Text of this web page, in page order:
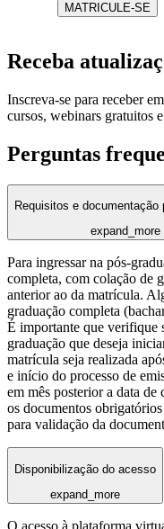
MATRICULE-SE
Receba
Inscreva-se para receber
cursos, webinars gratuitos
Perguntas
Requisitos e documentação
expand_more
Para ingressar na pós-
completa, com colação de
anterior ao da matrícula.
graduação completa
É importante que verifique
graduação que deseja
matrícula seja realizada
e início do processo de
em mês posterior a data
os documentos
para validação da
Disponibilização do acesso
expand_more
O acesso à plataforma